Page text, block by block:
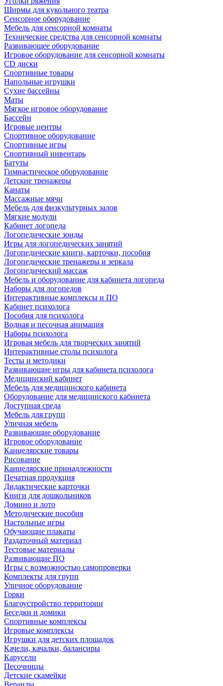
Ширмы для кукольного театра
Сенсорное оборудование
Мебель для сенсорной комнаты
Технические средства для сенсорной комнаты
Развивающее оборудование
Игровое оборудование для сенсорной комнаты
CD диски
Спортивные товары
Напольные игрушки
Сухие бассейны
Маты
Мягкое игровое оборудование
Бассейн
Игровые центры
Спортивное оборудование
Спортивные игры
Спортивный инвентарь
Батуты
Гимнастическое оборудование
Детские тренажеры
Канаты
Массажные мячи
Мебель для физкультурных залов
Мягкие модули
Кабинет логопеда
Логопедические зонды
Игры для логопедических занятий
Логопедические книги, карточки, пособия
Логопедические тренажеры и зеркала
Логопедический массаж
Мебель и оборудование для кабинета логопеда
Наборы для логопедов
Интерактивные комплексы и ПО
Кабинет психолога
Пособия для психолога
Водная и песочная анимация
Наборы психолога
Игровая мебель для творческих занятий
Интерактивные столы психолога
Тесты и методики
Развивающие игры для кабинета психолога
Медицинский кабинет
Мебель для медицинского кабинета
Оборудование для медицинского кабинета
Доступная среда
Мебель для групп
Уличная мебель
Развивающие оборудование
Игровое оборудование
Канцелярские товары
Рисование
Канцелярские принадлежности
Печатная продукция
Дидактические карточки
Книги для дошкольников
Домино и лото
Методические пособия
Настольные игры
Обучающие плакаты
Раздаточный материал
Тестовые материалы
Развивающие ПО
Игры с возможностью самопроверки
Комплекты для групп
Уличное оборудование
Горки
Благоустройство территории
Беседки и домики
Спортивные комплексы
Игровые комплексы
Игрушки для детских площадок
Качели, качалки, балансиры
Карусели
Песочницы
Детские скамейки
Веранды